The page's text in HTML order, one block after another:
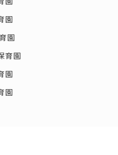
園
園
育園
園
園